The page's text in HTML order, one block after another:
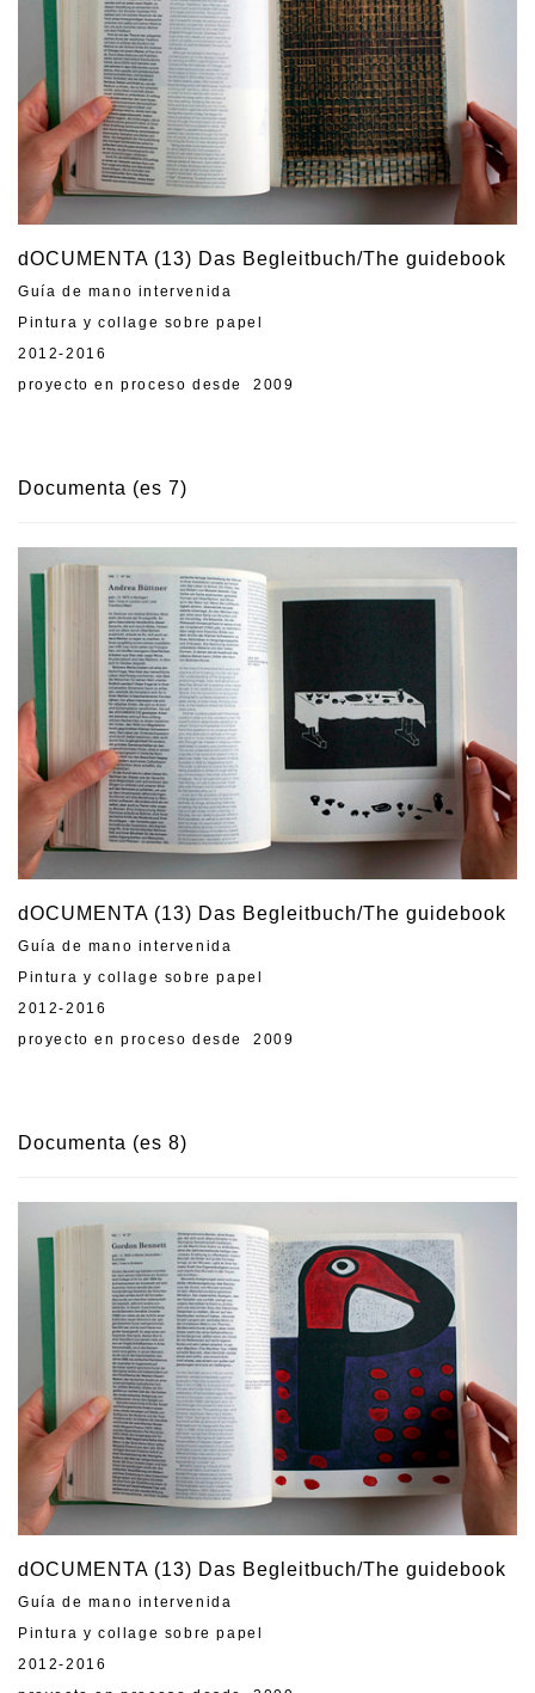
dOCUMENTA (13) Das Begleitbuch/The guidebook
Guía de mano intervenida
Pintura y collage sobre papel
2012-2016
proyecto en proceso desde 2009
Documenta (es 7)
dOCUMENTA (13) Das Begleitbuch/The guidebook
Guía de mano intervenida
Pintura y collage sobre papel
2012-2016
proyecto en proceso desde 2009
Documenta (es 8)
dOCUMENTA (13) Das Begleitbuch/The guidebook
Guía de mano intervenida
Pintura y collage sobre papel
2012-2016